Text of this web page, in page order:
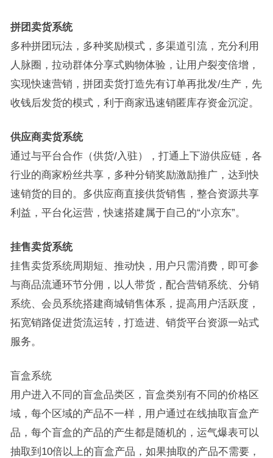
拼团卖货系统
多种拼团玩法，多种奖励模式，多渠道引流，充分利用
人脉圈，拉动群体分享式购物体验，让用户裂变倍增，
实现快速营销，拼团卖货打造先有订单再批发/生产，先
收钱后发货的模式，利于商家迅速销匿库存资金沉淀。
供应商卖货系统
通过与平台合作（供货/入驻），打通上下游供应链，各
行业的商家粉丝共享，多种分销奖励激励推广，达到快
速销货的目的。多供应商直接供货销售，整合资源共享
利益，平台化运营，快速搭建属于自己的“小京东”。
挂售卖货系统
挂售卖货系统周期短、推动快，用户只需消费，即可参
与商品流通环节分佣，以人带货，配合营销系统、分销
系统、会员系统搭建商城销售体系，提高用户活跃度，
拓宽销路促进货流运转，打造进、销货平台资源一站式
服务。
盲盒系统
用户进入不同的盲盒品类区，盲盒类别有不同的价格区
域，每个区域的产品不一样，用户通过在线抽取盲盒产
品，每个盲盒的产品的产生都是随机的，运气爆表可以
抽取到10倍以上的盲盒产品，如果抽取的产品不需要，